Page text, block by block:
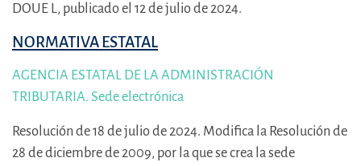
DOUE L, publicado el 12 de julio de 2024.
NORMATIVA ESTATAL
AGENCIA ESTATAL DE LA ADMINISTRACIÓN
TRIBUTARIA. Sede electrónica
Resolución de 18 de julio de 2024. Modifica la Resolución de
28 de diciembre de 2009, por la que se crea la sede